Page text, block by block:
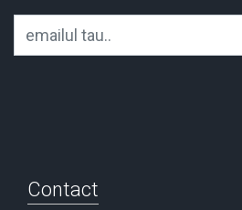
Contact